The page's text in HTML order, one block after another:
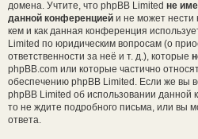
домена. Учтите, что phpBB Limited не
данной конференцией и не может нести
кем и как данная конференция
Limited по юридическим вопросам (о
ответственности за неё и т. д.), которые
phpBB.com или которые частично
обеспечению phpBB Limited. Если же вы
phpBB Limited об использовании данной
то не ждите подробного письма, или вы
ответа.